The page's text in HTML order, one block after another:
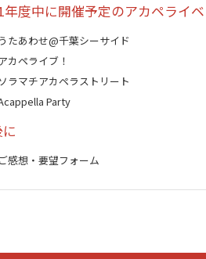
年度中に開催予定のアカペライ
うたあわせ@千葉シーサイド
カペライブ！
ラマチアカペラストリート
Party
ご感想・要望フォーム